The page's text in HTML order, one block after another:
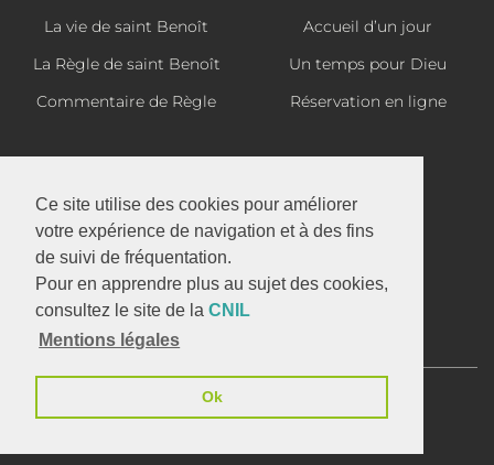
Ce site utilise des cookies pour améliorer
votre expérience de navigation et à des fins
de suivi de fréquentation.
Pour en apprendre plus au sujet des cookies,
consultez le site de la CNIL
Mentions légales
Ok
La vie de saint Benoît
La Règle de saint Benoît
Commentaire de Règle
Accueil d’un jour
Un temps pour Dieu
Réservation en ligne
La boutique d'En Calcat
Abbaye Saint-Benoît d'En Calcat
1 avenue d'En Calcat
Infos Légales